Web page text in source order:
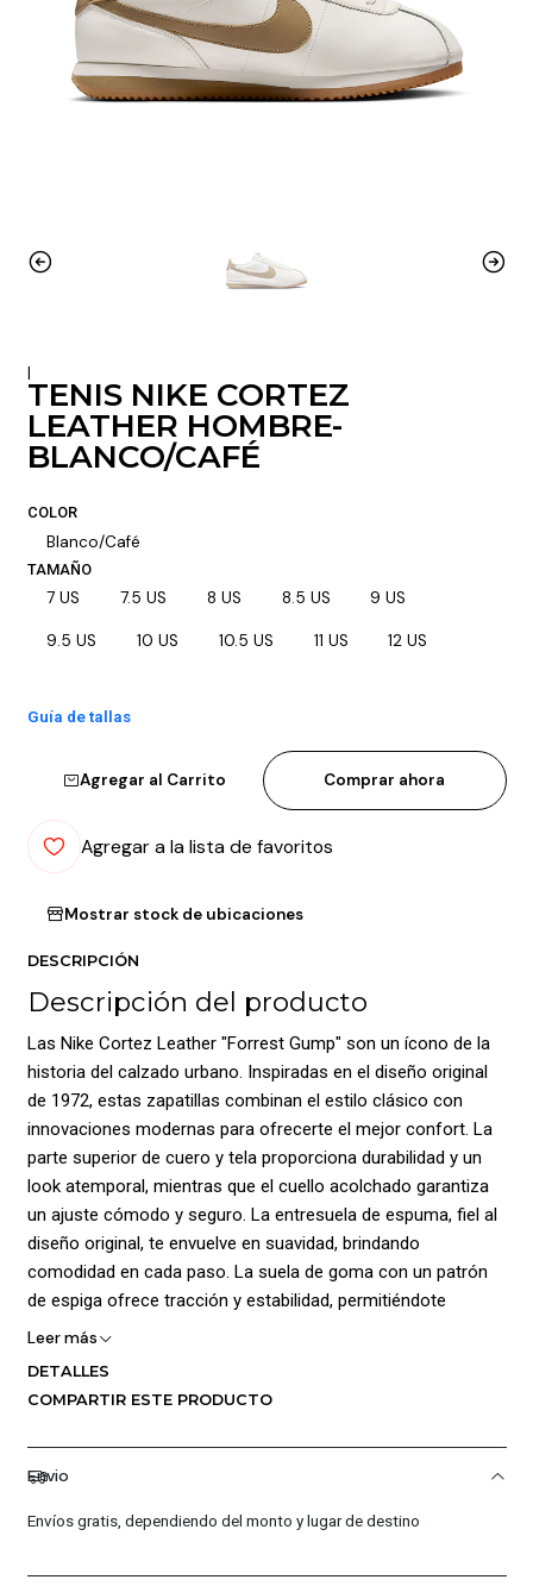
|
TENIS NIKE CORTEZ
LEATHER HOMBRE-
BLANCO/CAFÉ
COLOR
Blanco/Café
TAMAÑO
7 US 7.5 US 8 US 8.5 US 9 US
9.5 US 10 US 10.5 US 11 US 12 US
Guía de tallas
Agregar al Carrito Comprar ahora
Agregar a la lista de favoritos
Mostrar stock de ubicaciones
DESCRIPCIÓN
Descripción del producto
Las Nike Cortez Leather "Forrest Gump" son un ícono de la
historia del calzado urbano. Inspiradas en el diseño original
de 1972, estas zapatillas combinan el estilo clásico con
innovaciones modernas para ofrecerte el mejor confort. La
parte superior de cuero y tela proporciona durabilidad y un
look atemporal, mientras que el cuello acolchado garantiza
un ajuste cómodo y seguro. La entresuela de espuma, fiel al
diseño original, te envuelve en suavidad, brindando
comodidad en cada paso. La suela de goma con un patrón
de espiga ofrece tracción y estabilidad, permitiéndote
caminar con confianza. Además, las inserciones laterales
ideales para quienes buscan un estilo retro con la
comodidad de hoy.
Composición: CAP: CUERO 94% SINTETICO 6% SUELA:
COSIDO
Leer más
DETALLES
COMPARTIR ESTE PRODUCTO
Envio
Envíos gratis, dependiendo del monto y lugar de destino